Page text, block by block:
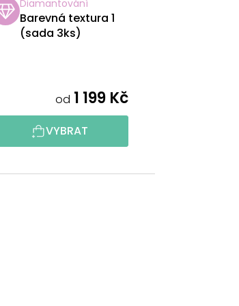
Diamantování
Barevná textura 1
(sada 3ks)
od 1 199 Kč
VYBRAT